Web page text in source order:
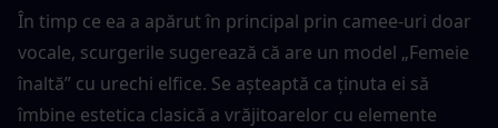
În timp ce ea a apărut în principal prin camee-uri doar
vocale, scurgerile sugerează că are un model „Femeie
înaltă” cu urechi elfice. Se așteaptă ca ținuta ei să
îmbine estetica clasică a vrăjitoarelor cu elemente